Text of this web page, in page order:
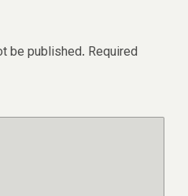
be published. Required